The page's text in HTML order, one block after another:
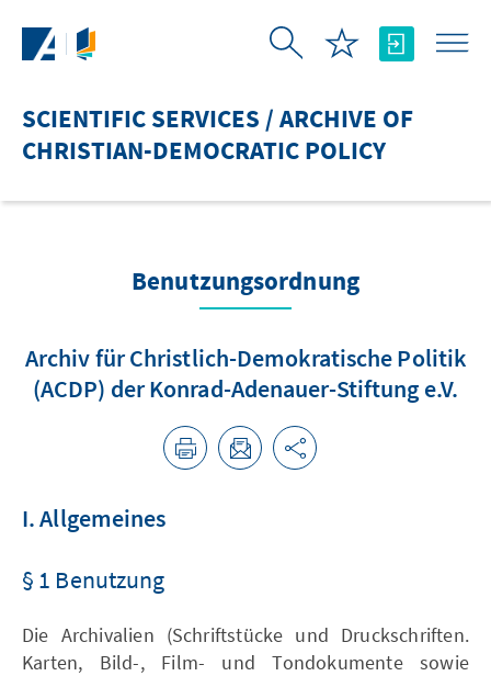
SCIENTIFIC SERVICES / ARCHIVE OF
CHRISTIAN-DEMOCRATIC POLICY
Benutzungsordnung
Archiv für Christlich-Demokratische Politik
(ACDP) der Konrad-Adenauer-Stiftung e.V.
I. Allgemeines
§ 1 Benutzung
Die Archivalien (Schriftstücke und Druckschriften.
Karten, Bild-, Film- und Tondokumente sowie